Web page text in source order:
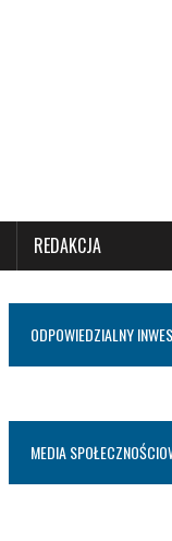
REDAKCJA
ODPOWIEDZIALNY
MEDIA